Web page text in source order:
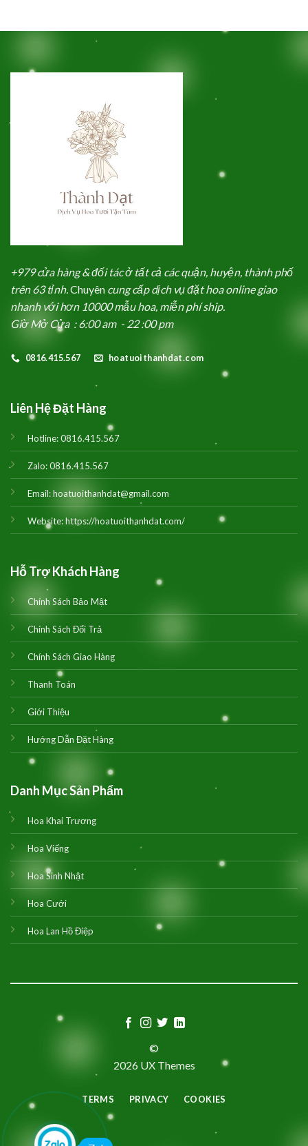
+979 cửa hàng & đối tác ở tất cả các quận, huyện, thành phố
trên 63 tỉnh.Chuyên cung cấp dịch vụ đặt hoa online giao
nhanh với hơn 10000 mẫu hoa, miễn phí ship.
Giờ Mở Cửa : 6:00 am - 22 :00 pm
0816.415.567 hoatuoithanhdat.com
Liên Hệ Đặt Hàng
Hotline:0816.415.567
Zalo:0816.415.567
Email:hoatuoithanhdat@gmail.com
Website:https://hoatuoithanhdat.com/
Hỗ Trợ Khách Hàng
Chính Sách Bảo Mật
Chính Sách Đổi Trả
Chính Sách Giao Hàng
Thanh Toán
Giới Thiệu
Hướng Dẫn Đặt Hàng
Danh Mục Sản Phẩm
Hoa Khai Trương
Hoa Viếng
Hoa Sinh Nhật
Hoa Cưới
Hoa Lan Hồ Điệp
©
2026 UX Themes
TERMS PRIVACY COOKIES